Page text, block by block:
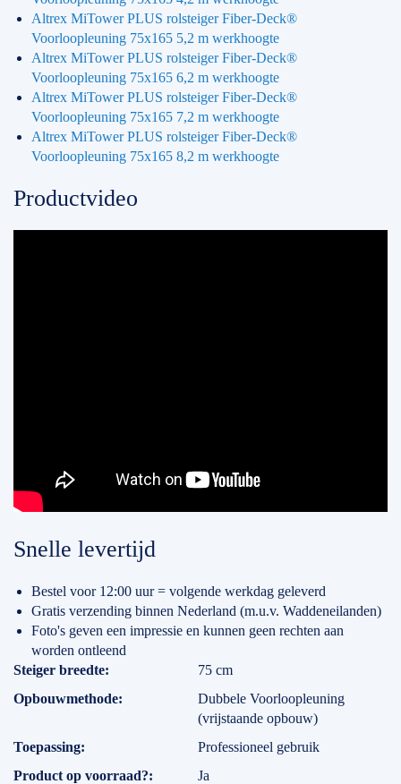
Altrex MiTower PLUS rolsteiger Fiber-Deck®
Voorloopleuning 75x165 5,2 m werkhoogte
Altrex MiTower PLUS rolsteiger Fiber-Deck®
Voorloopleuning 75x165 6,2 m werkhoogte
Altrex MiTower PLUS rolsteiger Fiber-Deck®
Voorloopleuning 75x165 7,2 m werkhoogte
Altrex MiTower PLUS rolsteiger Fiber-Deck®
Voorloopleuning 75x165 8,2 m werkhoogte
Productvideo
Snelle levertijd
Bestel voor 12:00 uur = volgende werkdag geleverd
Gratis verzending binnen Nederland (m.u.v. Waddeneilanden)
Foto's geven een impressie en kunnen geen rechten aan
worden ontleend
Specificaties
Steiger breedte
75 cm
Opbouwmethode
Dubbele Voorloopleuning
(vrijstaande opbouw)
Toepassing
Professioneel gebruik
Product op voorraad?
Ja